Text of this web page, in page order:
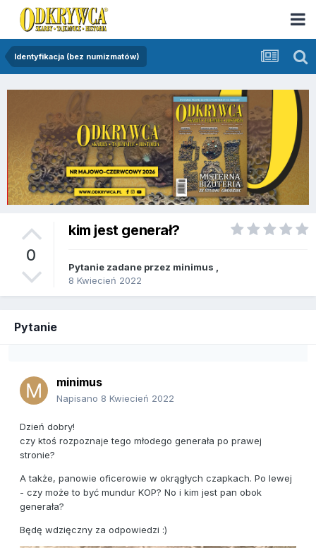
Identyfikacja (bez numizmatów)
0
kim jest generał?
Pytanie zadane przez minimus
8 Kwiecień 2022
Pytanie
minimus
Napisano 8 Kwiecień 2022
Dzień dobry!
czy ktoś rozpoznaje tego młodego generała po prawej
stronie?
A także, panowie oficerowie w okrągłych czapkach. Po lewej
- czy może to być mundur KOP? No i kim jest pan obok
generała?
Będę wdzięczny za odpowiedzi :)